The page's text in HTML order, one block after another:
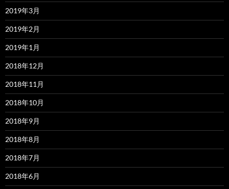
2019年3月
2019年2月
2019年1月
2018年12月
2018年11月
2018年10月
2018年9月
2018年8月
2018年7月
2018年6月